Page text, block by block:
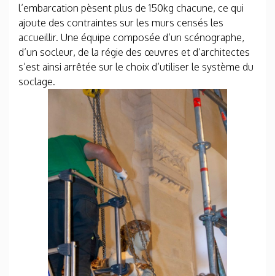
l’embarcation pèsent plus de 150kg chacune, ce qui
ajoute des contraintes sur les murs censés les
accueillir. Une équipe composée d’un scénographe,
d’un socleur, de la régie des œuvres et d’architectes
s’est ainsi arrêtée sur le choix d’utiliser le système du
soclage.